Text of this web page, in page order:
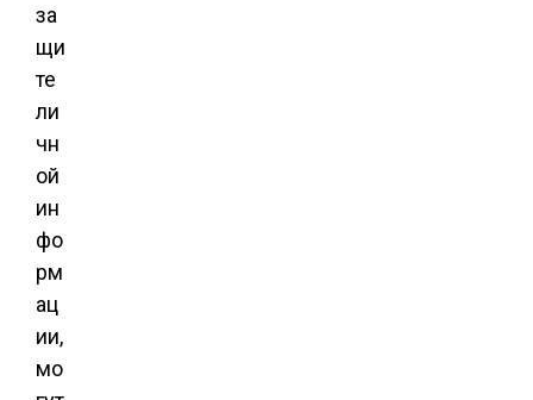
за
щи
те
ли
чн
ой
ин
фо
рм
ац
ии,
мо